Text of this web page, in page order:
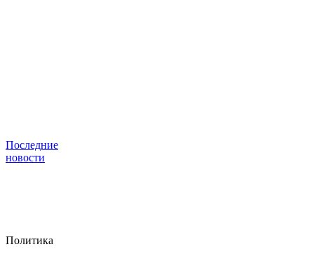
Последние
новости
Политика